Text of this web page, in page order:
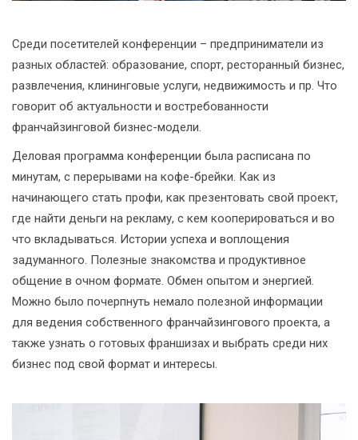
Среди посетителей конференции – предприниматели из
разных областей: образование, спорт, ресторанный бизнес,
развлечения, клининговые услуги, недвижимость и пр. Что
говорит об актуальности и востребованности
франчайзинговой бизнес-модели.
Деловая программа конференции была расписана по
минутам, с перерывами на кофе-брейки. Как из
начинающего стать профи, как презентовать свой проект,
где найти деньги на рекламу, с кем кооперироваться и во
что вкладываться. Истории успеха и воплощения
задуманного. Полезные знакомства и продуктивное
общение в очном формате. Обмен опытом и энергией.
Можно было почерпнуть немало полезной информации
для ведения собственного франчайзингового проекта, а
также узнать о готовых франшизах и выбрать среди них
бизнес под свой формат и интересы.